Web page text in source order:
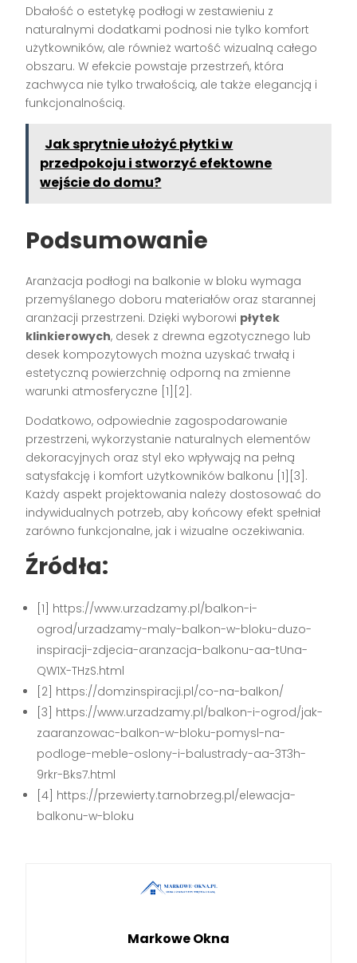
Dbałość o estetykę podłogi w zestawieniu z
naturalnymi dodatkami podnosi nie tylko komfort
użytkowników, ale również wartość wizualną całego
obszaru. W efekcie powstaje przestrzeń, która
zachwyca nie tylko trwałością, ale także elegancją i
funkcjonalnością.
Jak sprytnie ułożyć płytki w
przedpokoju i stworzyć efektowne
wejście do domu?
Podsumowanie
Aranżacja podłogi na balkonie w bloku wymaga
przemyślanego doboru materiałów oraz starannej
aranżacji przestrzeni. Dzięki wyborowi płytek
klinkierowych, desek z drewna egzotycznego lub
desek kompozytowych można uzyskać trwałą i
estetyczną powierzchnię odporną na zmienne
warunki atmosferyczne [1][2].
Dodatkowo, odpowiednie zagospodarowanie
przestrzeni, wykorzystanie naturalnych elementów
dekoracyjnych oraz styl eko wpływają na pełną
satysfakcję i komfort użytkowników balkonu [1][3].
Każdy aspekt projektowania należy dostosować do
indywidualnych potrzeb, aby końcowy efekt spełniał
zarówno funkcjonalne, jak i wizualne oczekiwania.
Źródła:
[1] https://www.urzadzamy.pl/balkon-i-
ogrod/urzadzamy-maly-balkon-w-bloku-duzo-
inspiracji-zdjecia-aranzacja-balkonu-aa-tUna-
QW1X-THzS.html
[2] https://domzinspiracji.pl/co-na-balkon/
[3] https://www.urzadzamy.pl/balkon-i-ogrod/jak-
zaaranzowac-balkon-w-bloku-pomysl-na-
podloge-meble-oslony-i-balustrady-aa-3T3h-
9rkr-Bks7.html
[4] https://przewierty.tarnobrzeg.pl/elewacja-
balkonu-w-bloku
Markowe Okna